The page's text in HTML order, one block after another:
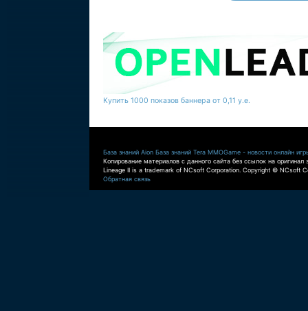
Купить 1000 показов баннера от 0,11 у.е.
База знаний Aion База знаний Tera MMOGame - новости онлайн
Копирование материалов с данного сайта без ссылок на оригинал
Lineage II is a trademark of NCsoft Corporation. Copyright © NCsoft
Обратная связь